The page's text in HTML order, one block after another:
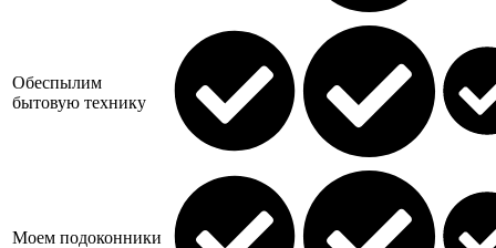
Обеспылим
бытовую технику
Моем подоконники